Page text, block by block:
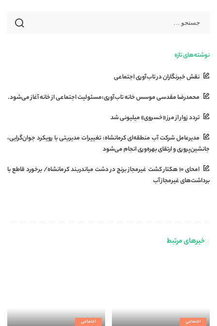
نوشته‌های تازه
نقش خبرنگاران در تاب‌آوری اجتماعی
محمدرضا مقدسی موسس خانه تاب‌آوری:مسئولیت اجتماعی از خانه آغاز می‌شود.
تردد زوار از مرز «خسروی» میلیونی شد
مدیرعامل شرکت آب منطقه‌ای کرمانشاه: تغییرات مدیریتی با رویکرد جوان‌گرایی،
جانشین‌پروری و ارتقای بهره‌وری انجام می‌شود
امحای ۱۰ هکتار کشت غیرمجاز برنج در دشت میاندربند کرمانشاه/ برخورد قاطع با
برداشت‌های غیرمجاز آب
خبرهای مرتبط
اجتماعی اجتماعی